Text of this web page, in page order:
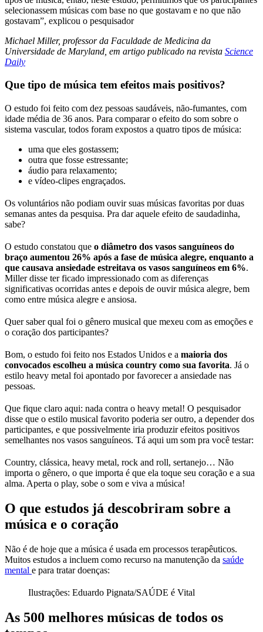
selecionassem músicas com base no que gostavam e no que não
gostavam”, explicou o pesquisador
Michael Miller, professor da Faculdade de Medicina da
Universidade de Maryland, em artigo publicado na revista Science
Daily
Que tipo de música tem efeitos mais positivos?
O estudo foi feito com dez pessoas saudáveis, não-fumantes, com
idade média de 36 anos. Para comparar o efeito do som sobre o
sistema vascular, todos foram expostos a quatro tipos de música:
uma que eles gostassem;
outra que fosse estressante;
áudio para relaxamento;
e vídeo-clipes engraçados.
Os voluntários não podiam ouvir suas músicas favoritas por duas
semanas antes da pesquisa. Pra dar aquele efeito de saudadinha,
sabe?
O estudo constatou que o diâmetro dos vasos sanguíneos do
braço aumentou 26% após a fase de música alegre, enquanto a
que causava ansiedade estreitava os vasos sanguíneos em 6%.
Miller disse ter ficado impressionado com as diferenças
significativas ocorridas antes e depois de ouvir música alegre, bem
como entre música alegre e ansiosa.
Quer saber qual foi o gênero musical que mexeu com as emoções e
o coração dos participantes?
Bom, o estudo foi feito nos Estados Unidos e a maioria dos
convocados escolheu a música country como sua favorita. Já o
estilo heavy metal foi apontado por favorecer a ansiedade nas
pessoas.
Que fique claro aqui: nada contra o heavy metal! O pesquisador
disse que o estilo musical favorito poderia ser outro, a depender dos
participantes, e que possivelmente iria produzir efeitos positivos
semelhantes nos vasos sanguíneos. Tá aqui um som pra você testar:
Country, clássica, heavy metal, rock and roll, sertanejo… Não
importa o gênero, o que importa é que ela toque seu coração e a sua
alma. Aperta o play, sobe o som e viva a música!
O que estudos já descobriram sobre a
música e o coração
Não é de hoje que a música é usada em processos terapêuticos.
Muitos estudos a incluem como recurso na manutenção da saúde
mental e para tratar doenças:
Ilustrações: Eduardo Pignata/SAÚDE é Vital
As 500 melhores músicas de todos os